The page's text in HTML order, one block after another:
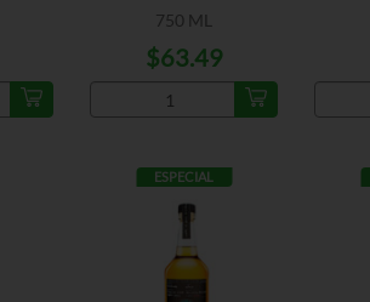
750 ML
$63.49
ESPECIAL